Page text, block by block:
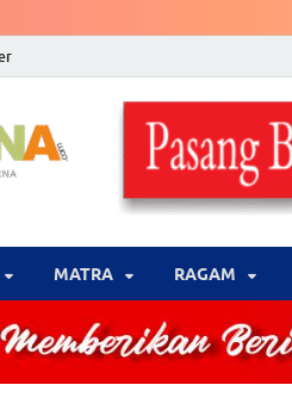
LENSA
Memberikan Berita yang
MATRA ‎RAGAM